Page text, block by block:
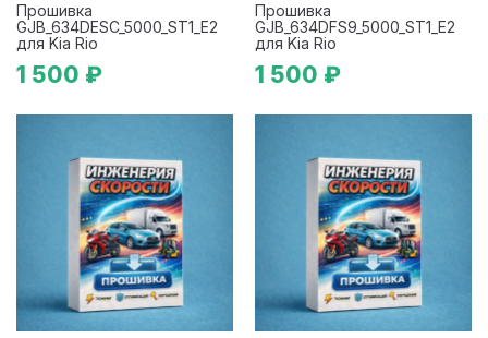
Прошивка
GJB_634DESC_5000_ST1_E2
для Kia Rio
1 500 ₽
Прошивка
GJB_634DFS9_5000_ST1_E2
для Kia Rio
1 500 ₽